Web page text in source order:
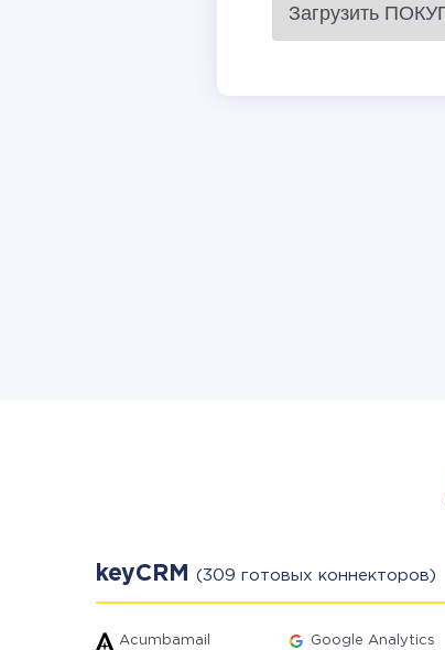
keyCRM (309 готовых коннекторов)
Acumbamail Google Analytics